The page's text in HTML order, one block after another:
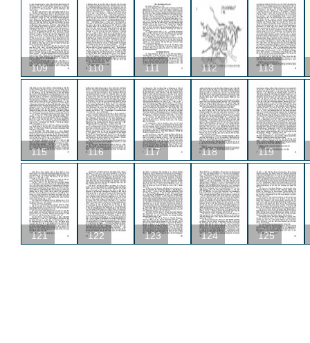
109 110 111 112 113
115 116 117 118 119
121 122 123 124 125